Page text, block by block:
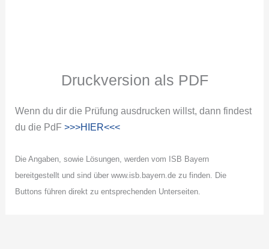
Druckversion als PDF
Wenn du dir die Prüfung ausdrucken willst, dann findest
du die PdF>>>HIER<<<
Die Angaben, sowie Lösungen, werden vom ISB Bayern
bereitgestellt und sind über www.isb.bayern.de zu finden. Die
Buttons führen direkt zu entsprechenden Unterseiten.